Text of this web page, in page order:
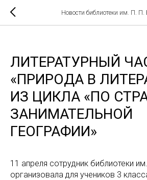
Новости библиотеки им. П. П.
ЛИТЕРАТУРНЫЙ
«ПРИРОДА В
ИЗ ЦИКЛА «ПО
ЗАНИМАТЕЛЬНОЙ
ГЕОГРАФИИ»
11 апреля сотрудник библиотеки
организовала для учеников 3